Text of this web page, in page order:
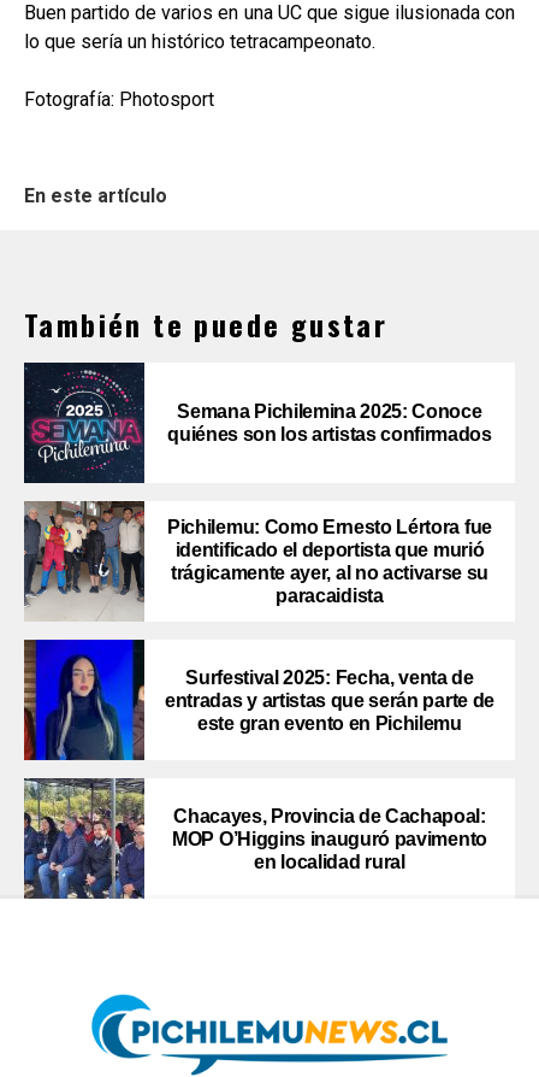
Buen partido de varios en una UC que sigue ilusionada con
lo que sería un histórico tetracampeonato.
Fotografía: Photosport
En este artículo
También te puede gustar
Semana Pichilemina 2025: Conoce
quiénes son los artistas confirmados
Pichilemu: Como Ernesto Lértora fue
identificado el deportista que murió
trágicamente ayer, al no activarse su
paracaidista
Surfestival 2025: Fecha, venta de
entradas y artistas que serán parte de
este gran evento en Pichilemu
Chacayes, Provincia de Cachapoal:
MOP O’Higgins inauguró pavimento
en localidad rural